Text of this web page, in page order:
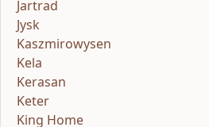
Jartrad
Jysk
Kaszmirowysen
Kela
Kerasan
Keter
King Home